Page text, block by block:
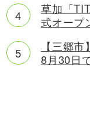
草加「
式オープ
【三郷
8月30日